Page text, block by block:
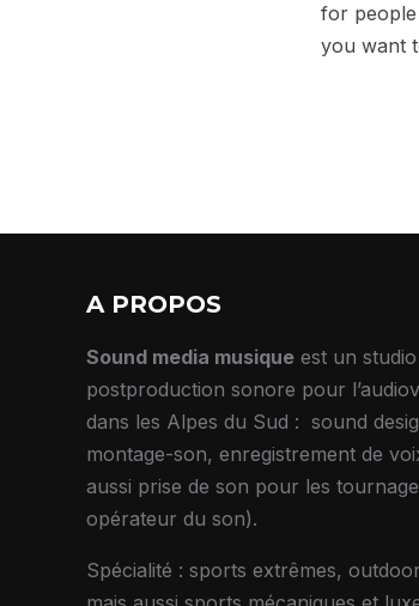
for
you want
A PROPOS
Sound media musique est un
postproduction sonore pour
dans les Alpes du Sud : sound
montage-son, enregistrement de
aussi prise de son pour les
opérateur du son).
Spécialité : sports extrêmes,